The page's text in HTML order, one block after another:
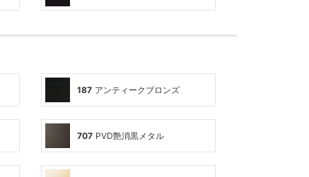
187 アンティークブロンズ
707 PVD艶消黒メタル